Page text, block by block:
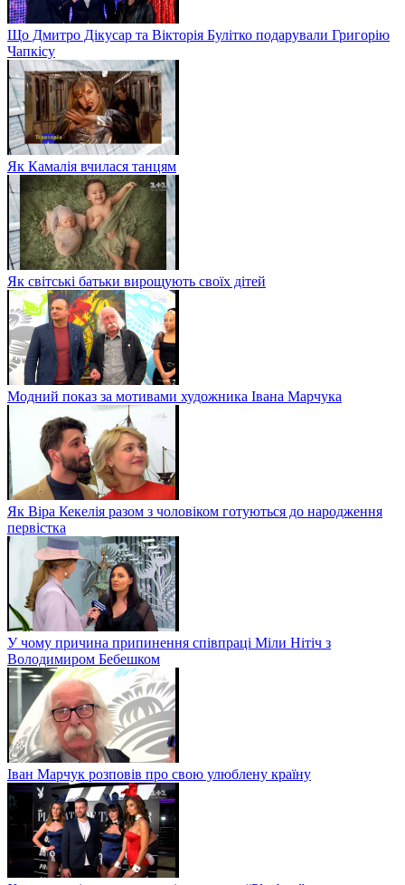
Що Дмитро Дікусар та Вікторія Булітко подарували Григорію
Чапкісу
Як Камалія вчилася танцям
Як світські батьки вирощують своїх дітей
Модний показ за мотивами художника Івана Марчука
Як Віра Кекелія разом з чоловіком готуються до народження
первістка
У чому причина припинення співпраці Міли Нітіч з
Володимиром Бебешком
Іван Марчук розповів про свою улюблену країну